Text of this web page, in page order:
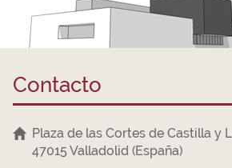
Contacto
Plaza de las Cortes de Castilla y
47015 Valladolid (España)